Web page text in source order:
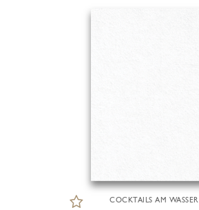
COCKTAILS AM WASSER